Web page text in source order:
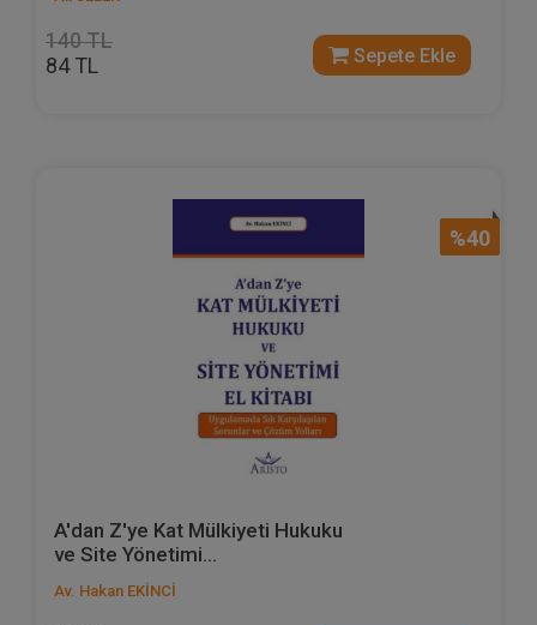
140 TL
84 TL Sepete Ekle
%40
A'dan Z'ye Kat Mülkiyeti Hukuku
ve Site Yönetimi...
Av. Hakan EKİNCİ